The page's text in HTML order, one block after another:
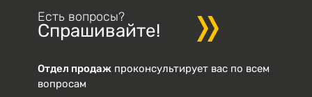
Есть вопросы?
Спрашивайте!
Отдел продаж проконсультирует вас по всем
вопросам